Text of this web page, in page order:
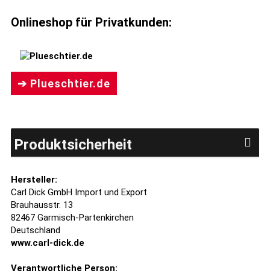
Onlineshop für Privatkunden:
➔ Plueschtier.de
Produktsicherheit
Hersteller:
Carl Dick GmbH Import und Export
Brauhausstr. 13
82467 Garmisch-Partenkirchen
Deutschland
www.carl-dick.de
Verantwortliche Person: